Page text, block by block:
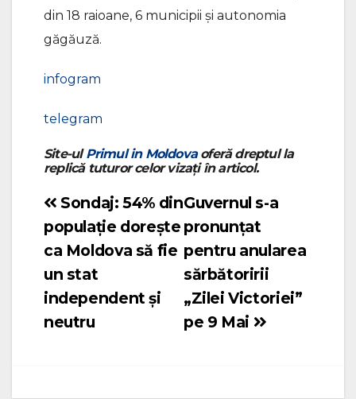
din 18 raioane, 6 municipii și autonomia
găgăuză.
infogram
telegram
Site-ulPrimul in Moldovaoferă dreptul la
replică tuturor celor vizați în articol.
Navigare
în
articole
Guvernul s-a
pronunțat
pentru anularea
sărbătoririi
„Zilei Victoriei”
pe 9 Mai
Sondaj: 54% din
populație dorește
ca Moldova să fie
un stat
independent și
neutru